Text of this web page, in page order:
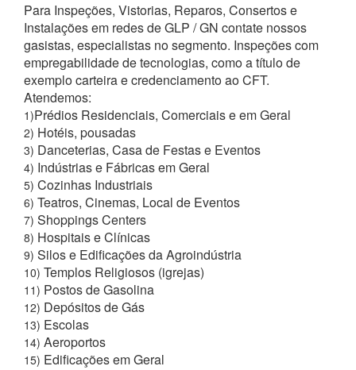
Para Inspeções, Vistorias, Reparos, Consertos e
Instalações em redes de GLP / GN contate nossos
gasistas, especialistas no segmento. Inspeções com
empregabilidade de tecnologias, como a título de
exemplo carteira e credenciamento ao CFT.
Atendemos:
1)Prédios Residenciais, Comerciais e em Geral
2) Hotéis, pousadas
3) Danceterias, Casa de Festas e Eventos
4) Indústrias e Fábricas em Geral
5) Cozinhas Industriais
6) Teatros, Cinemas, Local de Eventos
7) Shoppings Centers
8) Hospitais e Clínicas
9) Silos e Edificações da Agroindústria
10) Templos Religiosos (igrejas)
11) Postos de Gasolina
12) Depósitos de Gás
13) Escolas
14) Aeroportos
15) Edificações em Geral